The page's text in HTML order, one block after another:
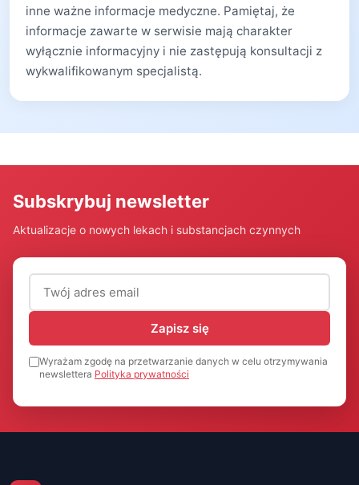
inne ważne informacje medyczne. Pamiętaj, że
informacje zawarte w serwisie mają charakter
wyłącznie informacyjny i nie zastępują konsultacji z
wykwalifikowanym specjalistą.
Subskrybuj newsletter
Aktualizacje o nowych lekach i substancjach czynnych
Adres email (wymagany)
Zapisz się
Wyrażam zgodę na przetwarzanie danych w celu otrzymywania
newslettera Polityka prywatności